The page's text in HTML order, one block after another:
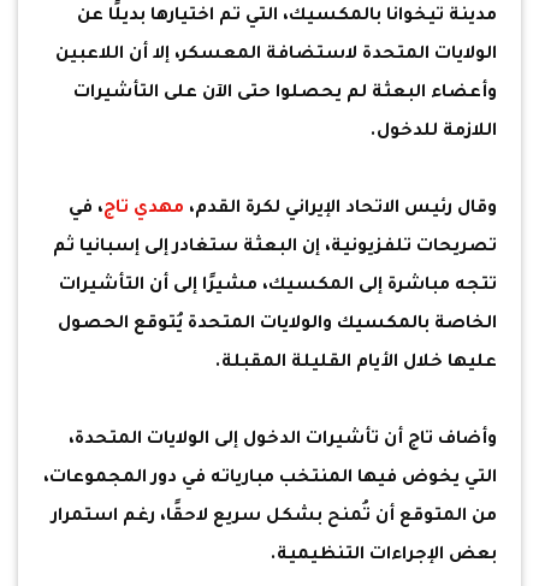
مدينة تيخوانا بالمكسيك، التي تم اختيارها بديلًا عن
الولايات المتحدة لاستضافة المعسكر، إلا أن اللاعبين
وأعضاء البعثة لم يحصلوا حتى الآن على التأشيرات
اللازمة للدخول.
وقال رئيس الاتحاد الإيراني لكرة القدم، مهدي تاج، في
تصريحات تلفزيونية، إن البعثة ستغادر إلى إسبانيا ثم
تتجه مباشرة إلى المكسيك، مشيرًا إلى أن التأشيرات
الخاصة بالمكسيك والولايات المتحدة يُتوقع الحصول
عليها خلال الأيام القليلة المقبلة.
وأضاف تاج أن تأشيرات الدخول إلى الولايات المتحدة،
التي يخوض فيها المنتخب مبارياته في دور المجموعات،
من المتوقع أن تُمنح بشكل سريع لاحقًا، رغم استمرار
بعض الإجراءات التنظيمية.